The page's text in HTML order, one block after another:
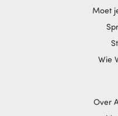
Moet
Wie
Over